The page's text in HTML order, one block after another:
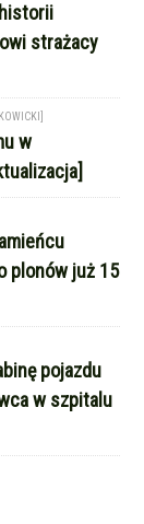
strażacy
w
plonów już 15
pojazdu
w szpitalu